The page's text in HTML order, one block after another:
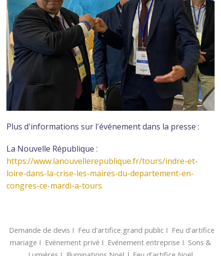
Plus d'informations sur l'événement dans la presse :
La Nouvelle République :
https://www.lanouvellerepublique.fr/tours/indre-et-
loire-dans-la-crise-les-maires-du-departement-en-
congres-ce-mardi-a-tours
Demande de devis Ι Feu d'artifice grand publicΙ Feu d'artifice
mariage Ι Evénement privé Ι Evénement entreprise Ι Sons &